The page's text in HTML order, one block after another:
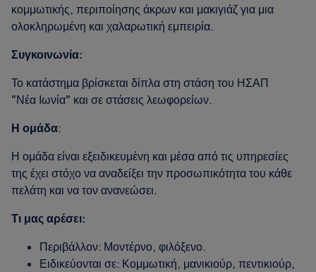
κομμωτικής, περιποίησης άκρων και μακιγιάζ για μια
ολοκληρωμένη και χαλαρωτική εμπειρία.
Συγκοινωνία:
Το κατάστημα βρίσκεται δίπλα στη στάση του ΗΣΑΠ
"Νέα Ιωνία" και σε στάσεις λεωφορείων.
Η ομάδα:
Η ομάδα είναι εξειδικευμένη και μέσα από τις υπηρεσίες
της έχει στόχο να αναδείξει την προσωπικότητα του κάθε
πελάτη και να τον ανανεώσει.
Τι μας αρέσει:
Περιβάλλον: Μοντέρνο, φιλόξενο.
Ειδικεύονται σε: Κομμωτική, μανικιούρ, πεντικιούρ,